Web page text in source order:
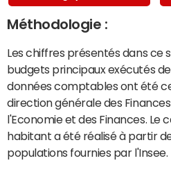
Méthodologie :
Les chiffres présentés dans ce
budgets principaux exécutés
données comptables ont été
direction générale des
l'Economie et des Finances. Le
habitant a été réalisé à partir
populations fournies par l'Insee.